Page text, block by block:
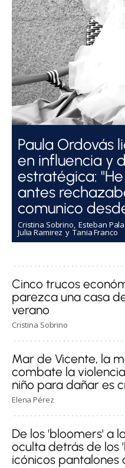
Paula Ordovás
en influencia y
estratégica:
antes
comunico
Cristina Sobrino Esteban
Julia Ramirez Tania Franco
Cinco trucos
parezca una casa
verano
Cristina Sobrino
Mar de Vicente, la
combate la
niño para dañar es
Elena Pérez
De los 'bloomers' a
oculta detrás de los
icónicos pantalones